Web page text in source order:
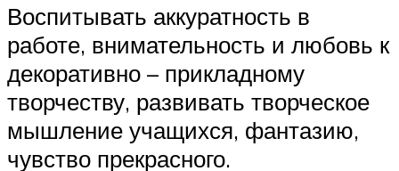
Воспитывать аккуратность в
работе, внимательность и любовь к
декоративно – прикладному
творчеству, развивать творческое
мышление учащихся, фантазию,
чувство прекрасного.